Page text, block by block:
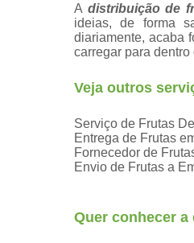
A distribuição de
ideias, de forma
diariamente, acaba
carregar para
Veja outros
Serviço de Frutas
Entrega de Frutas
Fornecedor de
Envio de Frutas a
Quer conhecer